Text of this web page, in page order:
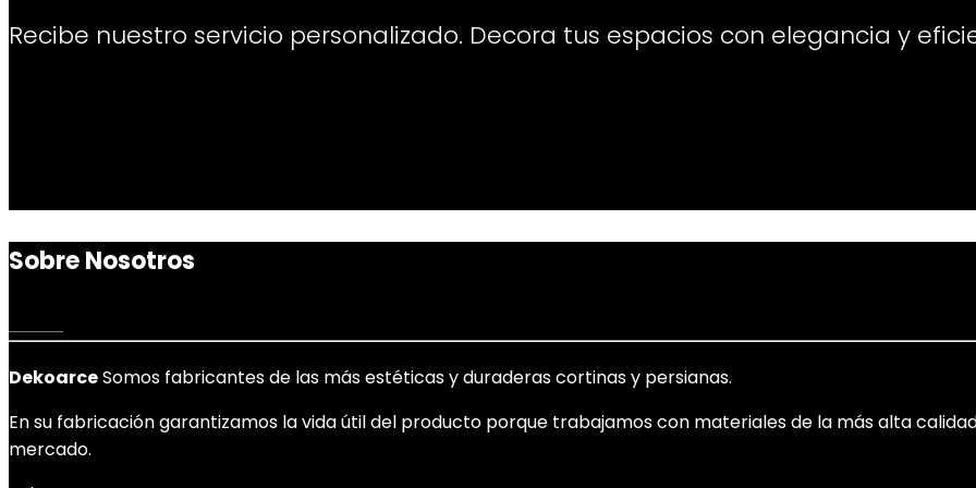
Recibe nuestro servicio personalizado. Decora tus espacios con elegancia y
Sobre Nosotros
DekoarceSomos fabricantes de las más estéticas y duraderas cortinas y persianas.
En su fabricación garantizamos la vida útil del producto porque trabajamos con materiales de la más alta
mercado.